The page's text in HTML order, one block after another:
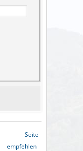
Seite
empfehlen